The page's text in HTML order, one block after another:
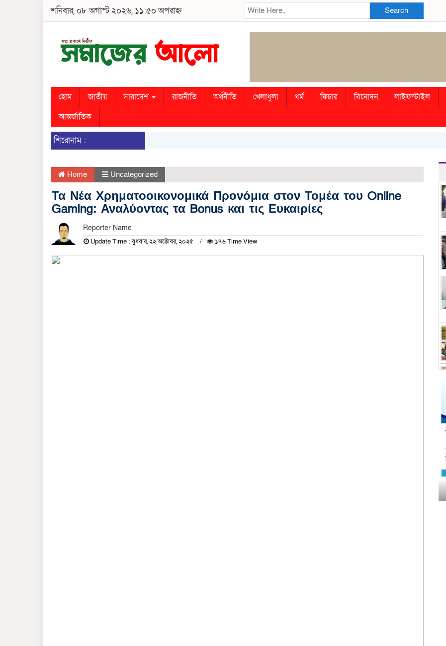
শনিবার, ০৮ অগাস্ট ২০২৬, ১১:৫০ অপরাহ্ন Search
হোম জাতীয় সারাদেশ রাজনীতি অর্থনীতি খেলাধুলা ধর্ম ফিচার বিনোদন লাইফস্টাইল
আন্তর্জাতিক
শিরোনাম :
Home Uncategorized
Τα Νέα Χρηματοοικονομικά Προνόμια στον Τομέα του Online
Gaming: Αναλύοντας τα Bonus και τις Ευκαιρίες
Reporter Name
Update Time : বুধবার, ২২ অক্টোবর, ২০২৫ ১৭৬ Time View